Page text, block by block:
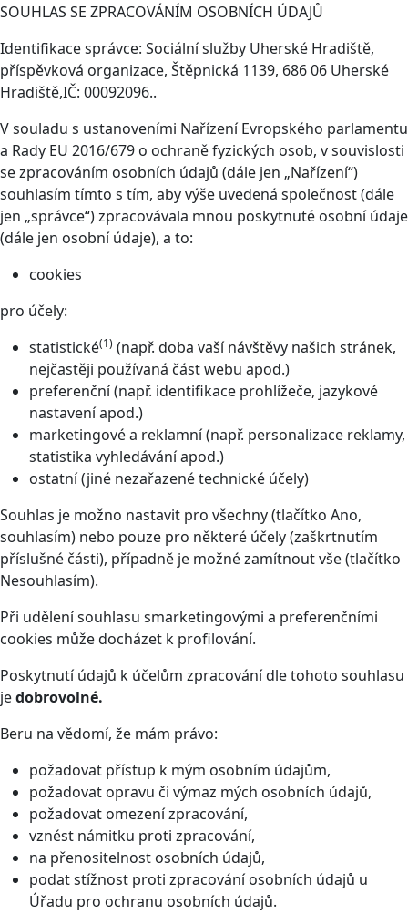
SOUHLAS SE ZPRACOVÁNÍM OSOBNÍCH ÚDAJŮ
Identifikace správce: Sociální služby Uherské Hradiště,
příspěvková organizace, Štěpnická 1139, 686 06 Uherské
Hradiště,IČ: 00092096..
V souladu s ustanoveními Nařízení Evropského parlamentu
a Rady EU 2016/679 o ochraně fyzických osob, v souvislosti
se zpracováním osobních údajů (dále jen „Nařízení“)
souhlasím tímto s tím, aby výše uvedená společnost (dále
jen „správce“) zpracovávala mnou poskytnuté osobní údaje
(dále jen osobní údaje), a to:
cookies
pro účely:
statistické(1) (např. doba vaší návštěvy našich stránek,
nejčastěji používaná část webu apod.)
preferenční (např. identifikace prohlížeče, jazykové
nastavení apod.)
marketingové a reklamní (např. personalizace reklamy,
statistika vyhledávání apod.)
ostatní (jiné nezařazené technické účely)
Souhlas je možno nastavit pro všechny (tlačítko Ano,
souhlasím) nebo pouze pro některé účely (zaškrtnutím
příslušné části), případně je možné zamítnout vše (tlačítko
Nesouhlasím).
Při udělení souhlasu smarketingovými a preferenčními
cookies může docházet k profilování.
Poskytnutí údajů k účelům zpracování dle tohoto souhlasu
jedobrovolné.
Beru na vědomí, že mám právo:
požadovat přístup k mým osobním údajům,
požadovat opravu či výmaz mých osobních údajů,
požadovat omezení zpracování,
vznést námitku proti zpracování,
na přenositelnost osobních údajů,
podat stížnost proti zpracování osobních údajů u
Úřadu pro ochranu osobních údajů.